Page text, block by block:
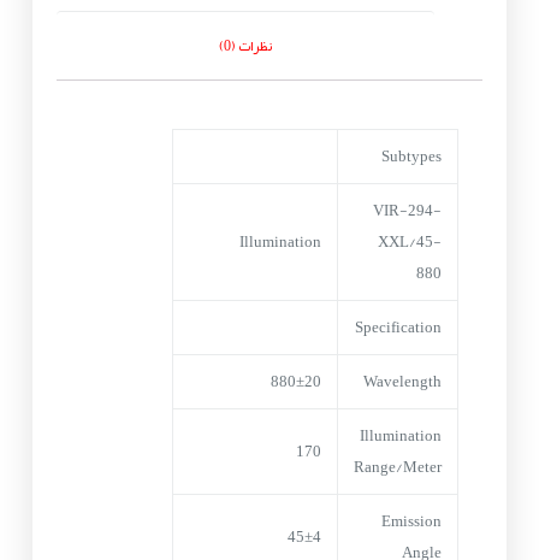
نظرات (0)
Subtypes
VIR-294-
XXL/45-
880
Illumination
Specification
Wavelength
880±20
Illumination
Range/Meter
170
Emission
Angle
45±4